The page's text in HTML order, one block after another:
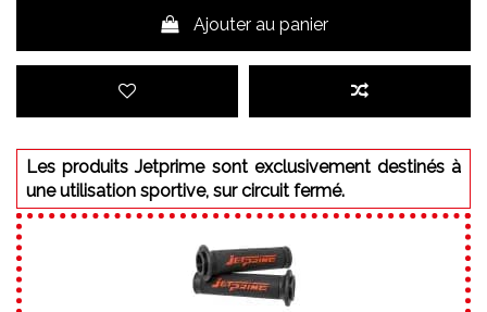
Ajouter au panier
Les produits Jetprime sont exclusivement destinés à
une utilisation sportive, sur circuit fermé.